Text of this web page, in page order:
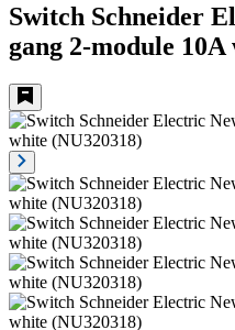
Switch Schneider
gang 2-module